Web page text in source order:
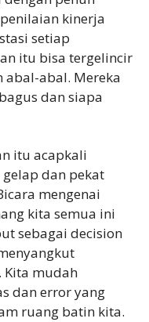
kinerja
setiap
itu bisa tergelincir
abal-abal. Mereka
dan siapa
itu acapkali
dan pekat
mengenai
kita semua ini
sebagai decision
Kita mudah
dan error yang
ruang batin kita.